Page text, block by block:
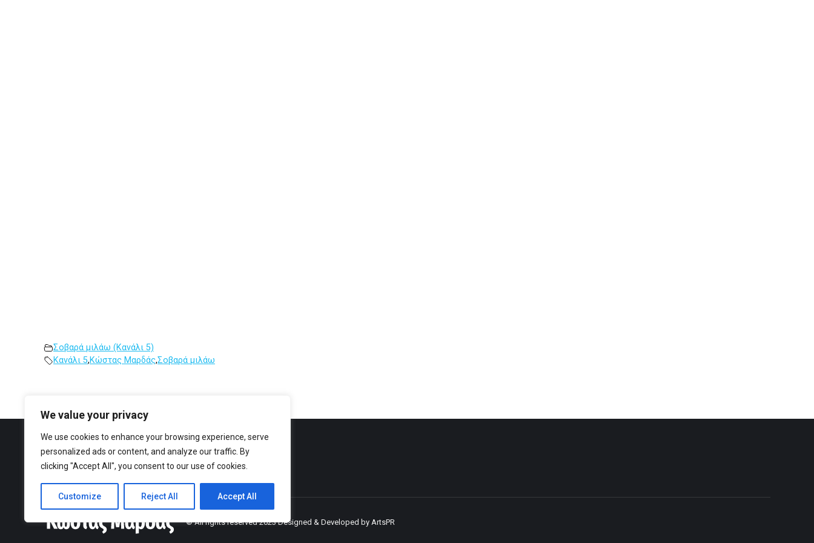
We value your privacy
We use cookies to enhance your browsing experience, serve
personalized ads or content, and analyze our traffic. By
clicking "Accept All", you consent to our use of cookies.
Customize Reject All Accept All
Σοβαρά μιλάω (Κανάλι 5)
Κανάλι 5,Κώστας Μαρδάς,Σοβαρά μιλάω
Facebook
YouTube
© All rights reserved 2023 Designed & Developed by ArtsPR